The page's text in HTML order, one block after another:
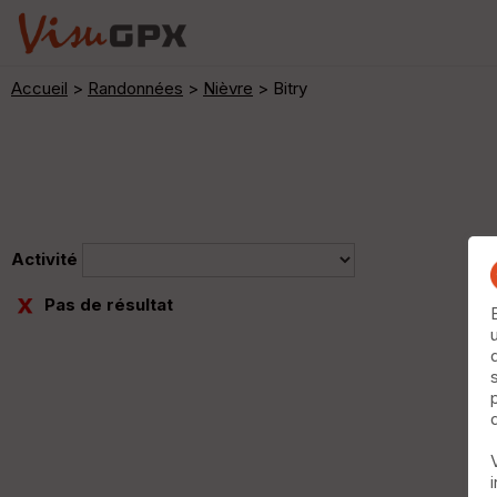
Accueil > Randonnées > Nièvre > Bitry
Activité
Pas de résultat